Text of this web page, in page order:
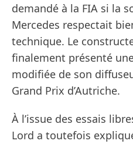
demandé à la FIA si la
Mercedes respectait
technique. Le
finalement présenté
modifiée de son
Grand Prix d’Autriche.
À l’issue des essais
Lord a toutefois